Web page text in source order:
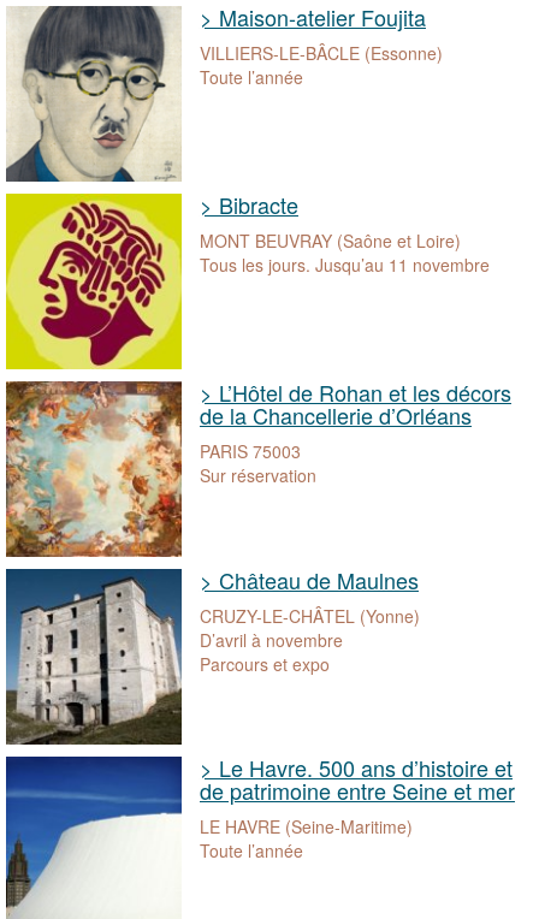
> Maison-atelier Foujita
VILLIERS-LE-BÂCLE (Essonne)
Toute l’année
> Bibracte
MONT BEUVRAY (Saône et Loire)
Tous les jours. Jusqu’au 11 novembre
> L’Hôtel de Rohan et les décors
de la Chancellerie d’Orléans
PARIS 75003
Sur réservation
> Château de Maulnes
CRUZY-LE-CHÂTEL (Yonne)
D’avril à novembre
Parcours et expo
> Le Havre. 500 ans d’histoire et
de patrimoine entre Seine et mer
LE HAVRE (Seine-Maritime)
Toute l’année